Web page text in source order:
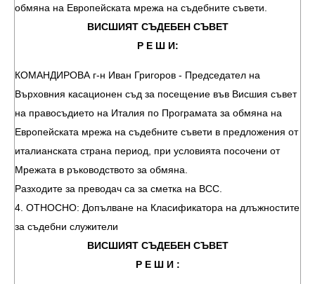
обмяна на Европейската мрежа на съдебните съвети.
ВИСШИЯТ СЪДЕБЕН СЪВЕТ
Р Е Ш И:
КОМАНДИРОВА г-н Иван Григоров - Председател на
Върховния касационен съд за посещение във Висшия съвет
на правосъдието на Италия по Програмата за обмяна на
Европейската мрежа на съдебните съвети в предложения от
италианската страна период, при условията посочени от
Мрежата в ръководството за обмяна.
Разходите за преводач са за сметка на ВСС.
4. ОТНОСНО: Допълване на Класификатора на длъжностите
за съдебни служители
ВИСШИЯТ СЪДЕБЕН СЪВЕТ
Р Е Ш И :